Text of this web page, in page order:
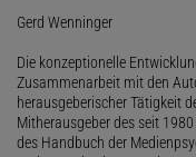
Gerd Wenninger
Die konzeptionelle
Zusammenarbeit mit den
herausgeberischer Tätigkeit
Mitherausgeber des seit
des Handbuch der